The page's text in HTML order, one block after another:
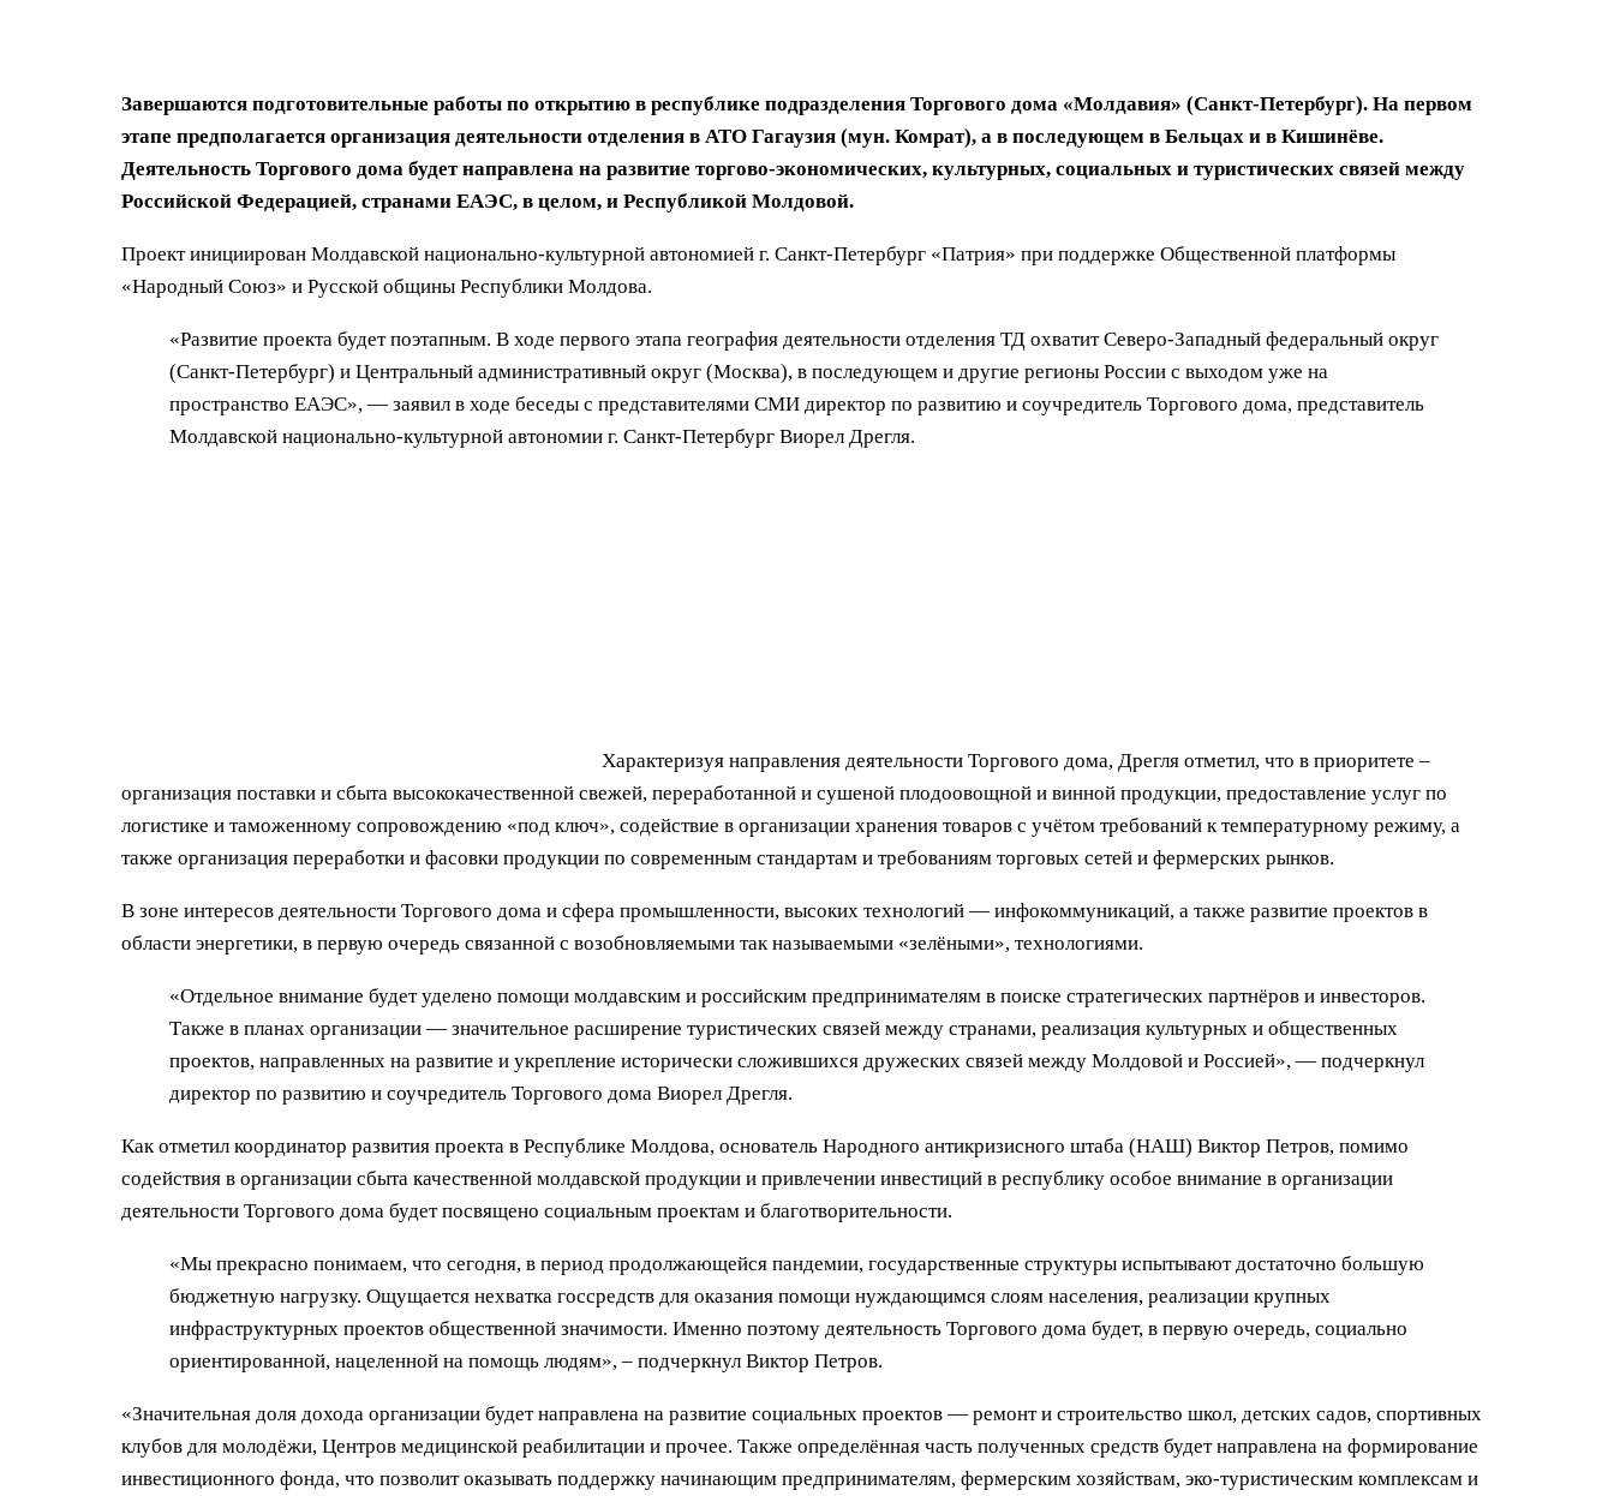
Завершаются подготовительные работы по открытию в республике подразделения Торгового дома «Молдавия» (Санкт-Петербург). На первом
этапе предполагается организация деятельности отделения в АТО Гагаузия (мун. Комрат), а в последующем в Бельцах и в Кишинёве.
Деятельность Торгового дома будет направлена на развитие торгово-экономических, культурных, социальных и туристических связей между
Российской Федерацией, странами ЕАЭС, в целом, и Республикой Молдовой.
Проект инициирован Молдавской национально-культурной автономией г. Санкт-Петербург «Патрия» при поддержке Общественной платформы
«Народный Союз» и Русской общины Республики Молдова.
«Развитие проекта будет поэтапным. В ходе первого этапа география деятельности отделения ТД охватит Северо-Западный федеральный округ
(Санкт-Петербург) и Центральный административный округ (Москва), в последующем и другие регионы России с выходом уже на
пространство ЕАЭС», — заявил в ходе беседы с представителями СМИ директор по развитию и соучредитель Торгового дома, представитель
Молдавской национально-культурной автономии г. Санкт-Петербург Виорел Дрегля.
Характеризуя направления деятельности Торгового дома, Дрегля отметил, что в приоритете –
организация поставки и сбыта высококачественной свежей, переработанной и сушеной плодоовощной и винной продукции, предоставление услуг по
логистике и таможенному сопровождению «под ключ», содействие в организации хранения товаров с учётом требований к температурному режиму, а
также организация переработки и фасовки продукции по современным стандартам и требованиям торговых сетей и фермерских рынков.
В зоне интересов деятельности Торгового дома и сфера промышленности, высоких технологий — инфокоммуникаций, а также развитие проектов в
области энергетики, в первую очередь связанной с возобновляемыми так называемыми «зелёными», технологиями.
«Отдельное внимание будет уделено помощи молдавским и российским предпринимателям в поиске стратегических партнёров и инвесторов.
Также в планах организации — значительное расширение туристических связей между странами, реализация культурных и общественных
проектов, направленных на развитие и укрепление исторически сложившихся дружеских связей между Молдовой и Россией», — подчеркнул
директор по развитию и соучредитель Торгового дома Виорел Дрегля.
Как отметил координатор развития проекта в Республике Молдова, основатель Народного антикризисного штаба (НАШ) Виктор Петров, помимо
содействия в организации сбыта качественной молдавской продукции и привлечении инвестиций в республику особое внимание в организации
деятельности Торгового дома будет посвящено социальным проектам и благотворительности.
«Мы прекрасно понимаем, что сегодня, в период продолжающейся пандемии, государственные структуры испытывают достаточно большую
бюджетную нагрузку. Ощущается нехватка госсредств для оказания помощи нуждающимся слоям населения, реализации крупных
инфраструктурных проектов общественной значимости. Именно поэтому деятельность Торгового дома будет, в первую очередь, социально
ориентированной, нацеленной на помощь людям», – подчеркнул Виктор Петров.
«Значительная доля дохода организации будет направлена на развитие социальных проектов — ремонт и строительство школ, детских садов, спортивных
клубов для молодёжи, Центров медицинской реабилитации и прочее. Также определённая часть полученных средств будет направлена на формирование
инвестиционного фонда, что позволит оказывать поддержку начинающим предпринимателям, фермерским хозяйствам, эко-туристическим комплексам и